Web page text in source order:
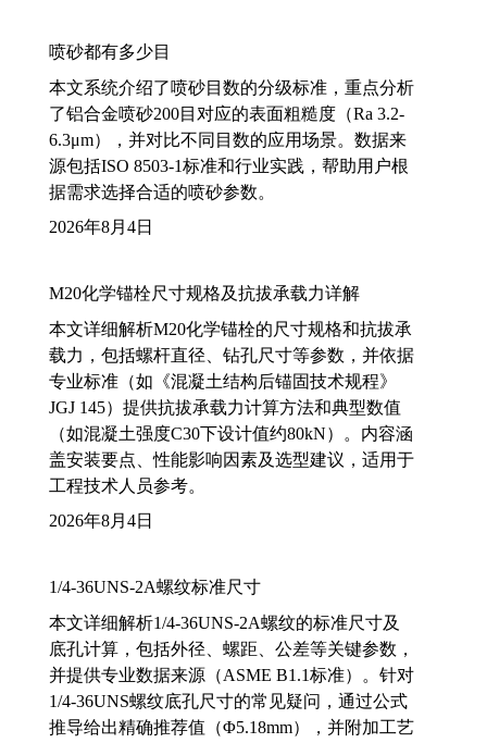
喷砂都有多少目
本文系统介绍了喷砂目数的分级标准，重点分析
了铝合金喷砂200目对应的表面粗糙度（Ra 3.2-
6.3μm），并对比不同目数的应用场景。数据来
源包括ISO 8503-1标准和行业实践，帮助用户根
据需求选择合适的喷砂参数。
2026年8月4日
M20化学锚栓尺寸规格及抗拔承载力详解
本文详细解析M20化学锚栓的尺寸规格和抗拔承
载力，包括螺杆直径、钻孔尺寸等参数，并依据
专业标准（如《混凝土结构后锚固技术规程》
JGJ 145）提供抗拔承载力计算方法和典型数值
（如混凝土强度C30下设计值约80kN）。内容涵
盖安装要点、性能影响因素及选型建议，适用于
工程技术人员参考。
2026年8月4日
1/4-36UNS-2A螺纹标准尺寸
本文详细解析1/4-36UNS-2A螺纹的标准尺寸及
底孔计算，包括外径、螺距、公差等关键参数，
并提供专业数据来源（ASME B1.1标准）。针对
1/4-36UNS螺纹底孔尺寸的常见疑问，通过公式
推导给出精确推荐值（Φ5.18mm），并附加工艺